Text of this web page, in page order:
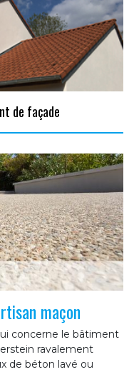
de façade
maçon
concerne le bâtiment
ravalement
de béton lavé ou